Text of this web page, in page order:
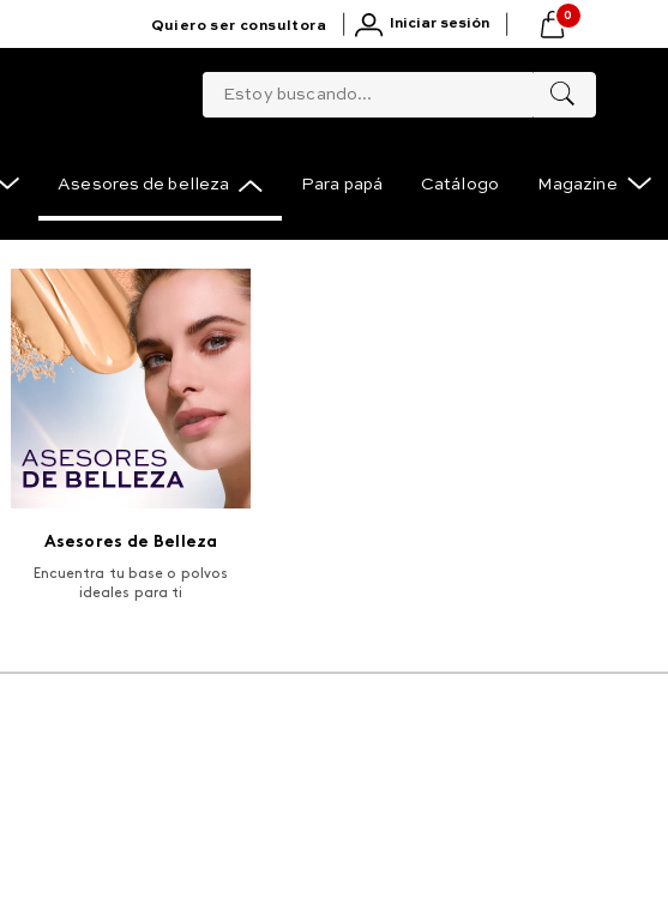
Quiero ser consultora Iniciar sesión
0
Estoy buscando...
Asesores de belleza
Asesores de Belleza
Encuentra tu base o polvos
ideales para ti
Para papá Catálogo Magazine
Perfume para mujer de larga
Duración Mithyka Elixir, 50 ml
(21)
Razones para amarlo
Perfume floral amaderado de muy alta concentración que despierta tu
fuerza interior. 50 ml e 1.7 fl. oz. (4.5 x 4.15 x 15.6 cm) NSOC01669-
20CO.